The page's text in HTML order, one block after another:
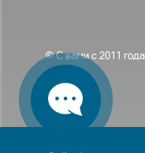
© С вами с 2011